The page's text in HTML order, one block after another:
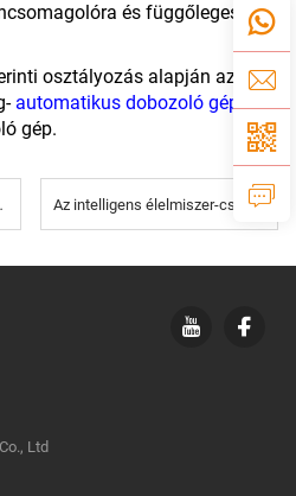
és függőleges
osztályozás alapján az
automatikus dobozoló gépés
gép.
Az intelligens élelmiszer-csomagolás hulláma itt van
Ltd